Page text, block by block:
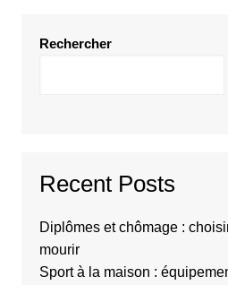
Rechercher
Recent Posts
Diplômes et chômage :
mourir
Sport à la maison :